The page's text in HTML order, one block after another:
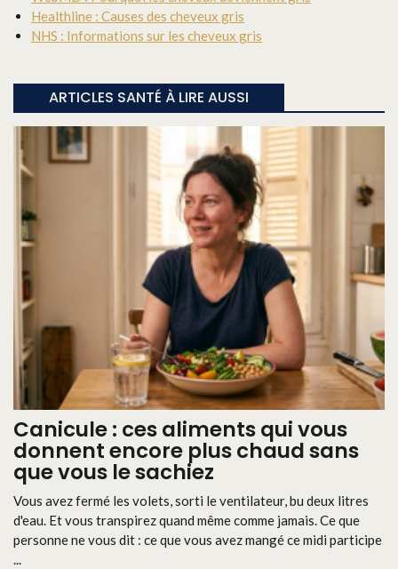
Healthline : Causes des cheveux gris
NHS : Informations sur les cheveux gris
ARTICLES SANTÉ À LIRE AUSSI
Canicule : ces aliments qui vous
donnent encore plus chaud sans
que vous le sachiez
Vous avez fermé les volets, sorti le ventilateur, bu deux litres
d'eau. Et vous transpirez quand même comme jamais. Ce que
personne ne vous dit : ce que vous avez mangé ce midi participe
...